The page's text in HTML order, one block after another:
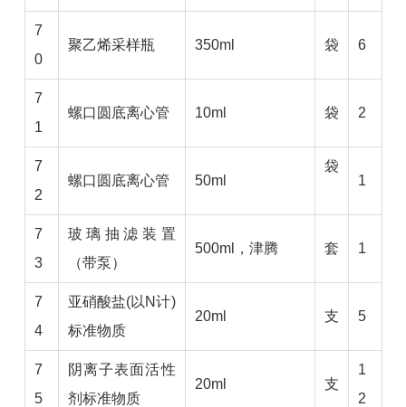
7
0
聚乙烯采样瓶 350ml 袋 6
7
1
螺口圆底离心管 10ml 袋 2
7
2
螺口圆底离心管 50ml
袋
1
7
3
玻璃抽滤装置
（带泵）
500ml，津腾 套 1
7
4
亚硝酸盐(以N计)
标准物质
20ml 支 5
7
5
阴离子表面活性
剂标准物质
20ml 支
1
2